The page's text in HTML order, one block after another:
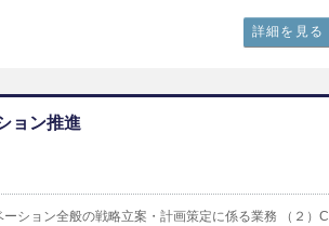
詳細を見る
ョン推進
ション全般の戦略立案・計画策定に係る業務 （２）C